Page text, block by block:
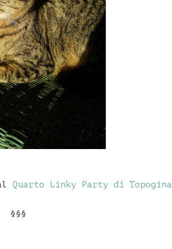
Quarto Linky Party di Topogina
§§§